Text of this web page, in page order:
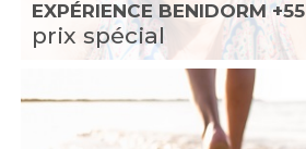
EXPÉRIENCE BENIDORM +55
prix spécial